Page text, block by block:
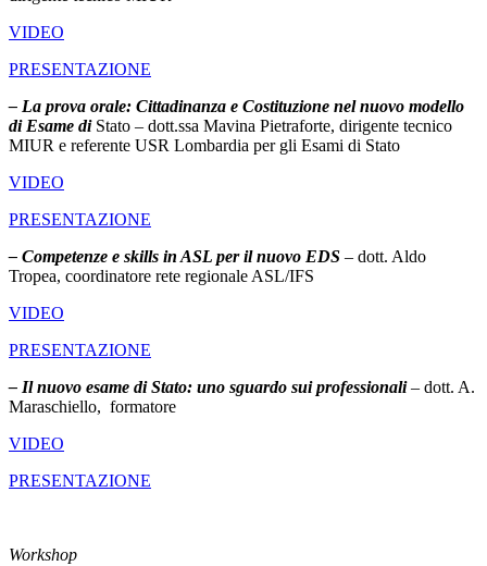
VIDEO
PRESENTAZIONE
– La prova orale: Cittadinanza e Costituzione nel nuovo modello
di Esame diStato – dott.ssa Mavina Pietraforte, dirigente tecnico
MIUR e referente USR Lombardia per gli Esami di Stato
VIDEO
PRESENTAZIONE
– Competenze e skills in ASL per il nuovo EDS – dott. Aldo
Tropea, coordinatore rete regionale ASL/IFS
VIDEO
PRESENTAZIONE
– Il nuovo esame di Stato: uno sguardo sui professionali– dott. A.
Maraschiello, formatore
VIDEO
PRESENTAZIONE
Workshop